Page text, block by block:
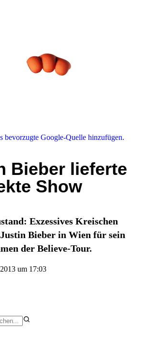
bevorzugte Google-Quelle hinzufügen.
Bieber lieferte
Show
Exzessives Kreischen
Bieber in Wien für sein
der Believe-Tour.
um 17:03